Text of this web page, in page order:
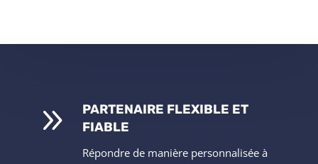
9
PARTENAIRE FLEXIBLE ET
FIABLE
Répondre de manière personnalisée à